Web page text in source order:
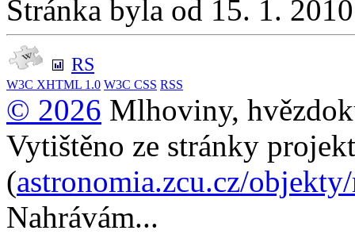
Stránka byla od 15. 1.
RS
W3C XHTML 1.0 W3C CSS RSS
© 2026 Mlhoviny,
Vytištěno ze stránky
(astronomia.zcu.cz/
Nahrávám...